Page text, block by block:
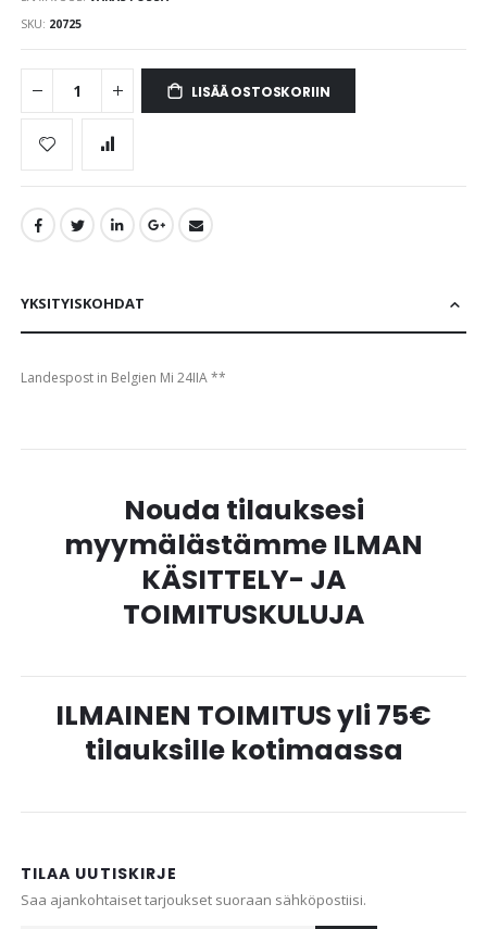
gallery
SKU 20725
LISÄÄ OSTOSKORIIN
YKSITYISKOHDAT
Landespost in Belgien Mi 24IIA **
Nouda tilauksesi
myymälästämme ILMAN
KÄSITTELY- JA
TOIMITUSKULUJA
ILMAINEN TOIMITUS yli 75€
tilauksille kotimaassa
TILAA UUTISKIRJE
Saa ajankohtaiset tarjoukset suoraan sähköpostiisi.